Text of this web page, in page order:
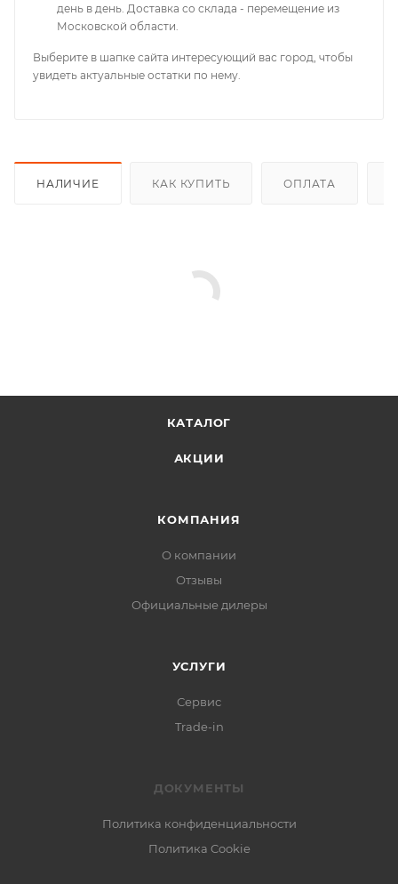
день в день. Доставка со склада - перемещение из
Московской области.
Выберите в шапке сайта интересующий вас город, чтобы
увидеть актуальные остатки по нему.
НАЛИЧИЕ КАК КУПИТЬ ОПЛАТА
КАТАЛОГ
АКЦИИ
КОМПАНИЯ
О компании
Отзывы
Официальные дилеры
УСЛУГИ
Сервис
Trade-in
ДОКУМЕНТЫ
Политика конфиденциальности
Политика Cookie